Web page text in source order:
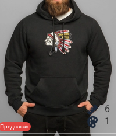
Предзаказ
6
1